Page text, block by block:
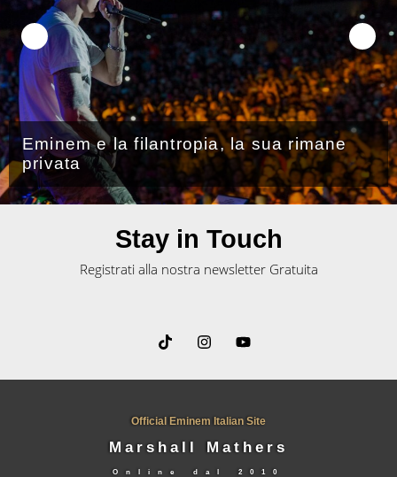
Eminem e la filantropia, la sua rimane
privata
Stay in Touch
Registrati alla nostra newsletter Gratuita
Official Eminem Italian Site
Marshall Mathers
Online dal 2010